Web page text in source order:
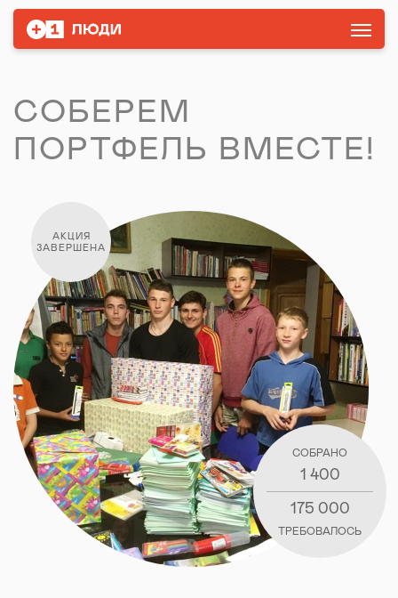
СОБЕРЕМ
ПОРТФЕЛЬ ВМЕСТЕ!
АКЦИЯ
ЗАВЕРШЕНА
СОБРАНО
1 400
175 000
ТРЕБОВАЛОСЬ